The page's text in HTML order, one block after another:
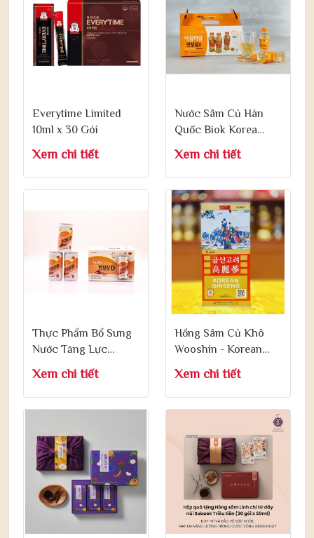
Everytime Limited
10ml x 30 Gói
Xem chi tiết
Nước Sâm Củ Hàn
Quốc Biok Korea
Ginseng Root Drink
120ml x 10 Chai
Xem chi tiết
Thực Phẩm Bổ Sung
Nước Tăng Lực
Inbosam D 180ml x 6
Lon
Xem chi tiết
Hồng Sâm Củ Khô
Wooshin - Korean
Red Ginseng Hộp
300g
Xem chi tiết